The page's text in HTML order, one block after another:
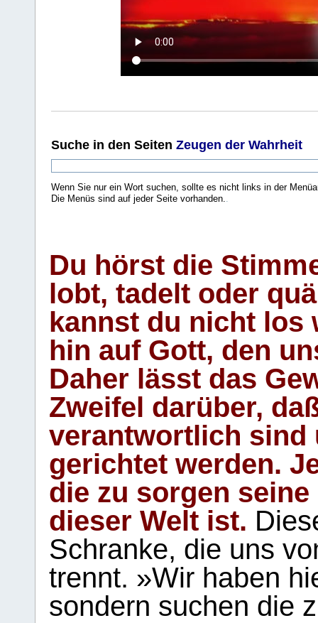
Suche in den Seiten Zeugen der Wahrheit
Wenn Sie nur ein Wort suchen, sollte es nicht links in der
Die Menüs sind auf jeder Seite vorhanden..
Du hörst die
lobt, tadelt oder
kannst du nicht los
hin auf Gott, den
Daher lässt das
Zweifel darüber,
verantwortlich sind
gerichtet werden.
die zu sorgen
dieser Welt ist.
Schranke, die uns
trennt. »Wir haben
sondern suchen die